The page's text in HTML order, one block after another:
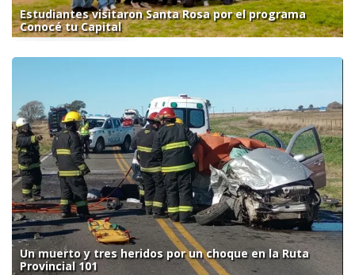
Estudiantes visitaron Santa Rosa por el programa
Conocé tu Capital
Un muerto y tres heridos por un choque en la Ruta
Provincial 101